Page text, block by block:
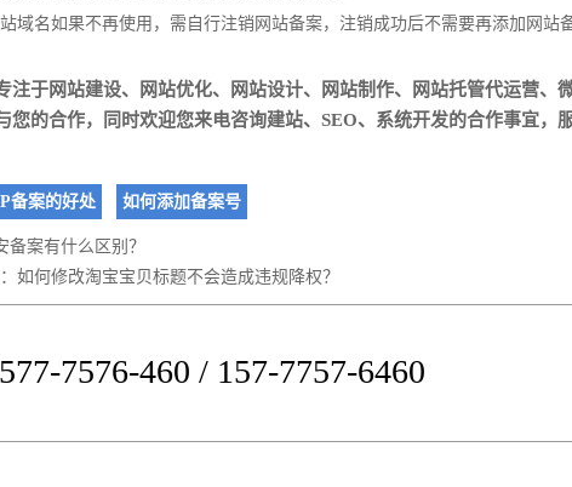
域名如果不再使用，需自行注销 网站备案，注销成功后不需要再添加网站
注于网站建设、 网站优化、 网站设计、 网站制作、 网站托管代运营、
您的合作，同时欢迎您来电咨询建站、SEO、系统开发的合作事宜，
备案的好处 如何添加备案号
备案有什么区别？
如何修改淘宝宝贝标题不会造成违规降权？
7576-460 / 157-7757-6460